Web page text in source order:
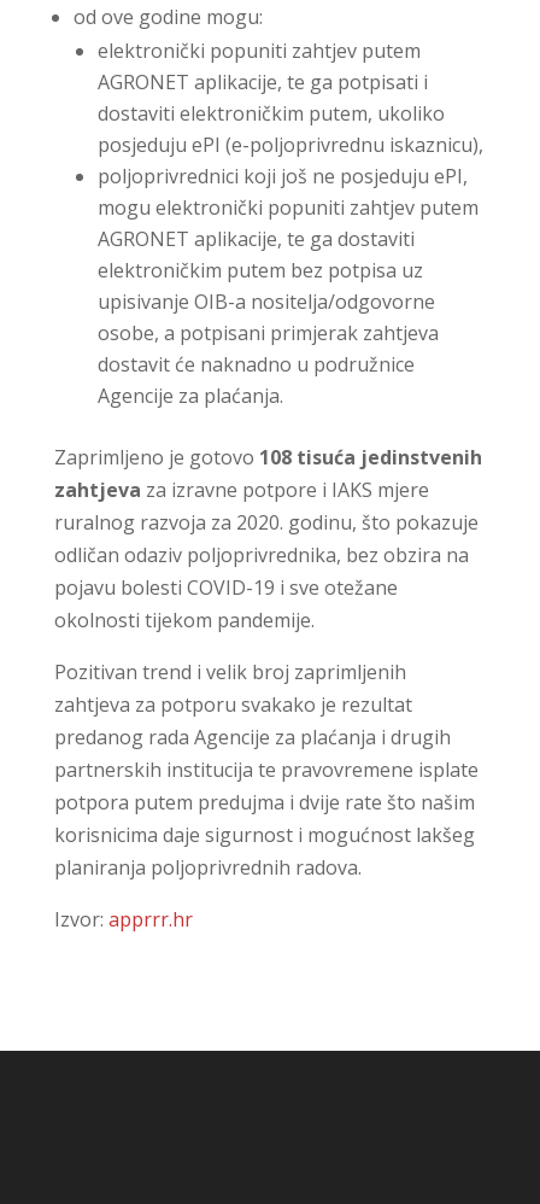
od ove godine mogu:
elektronički popuniti zahtjev putem
AGRONET aplikacije, te ga potpisati i
dostaviti elektroničkim putem, ukoliko
posjeduju ePI (e-poljoprivrednu iskaznicu),
poljoprivrednici koji još ne posjeduju ePI,
mogu elektronički popuniti zahtjev putem
AGRONET aplikacije, te ga dostaviti
elektroničkim putem bez potpisa uz
upisivanje OIB-a nositelja/odgovorne
osobe, a potpisani primjerak zahtjeva
dostavit će naknadno u podružnice
Agencije za plaćanja.
Zaprimljeno je gotovo 108 tisuća jedinstvenih
zahtjeva za izravne potpore i IAKS mjere
ruralnog razvoja za 2020. godinu, što pokazuje
odličan odaziv poljoprivrednika, bez obzira na
pojavu bolesti COVID-19 i sve otežane
okolnosti tijekom pandemije.
Pozitivan trend i velik broj zaprimljenih
zahtjeva za potporu svakako je rezultat
predanog rada Agencije za plaćanja i drugih
partnerskih institucija te pravovremene isplate
potpora putem predujma i dvije rate što našim
korisnicima daje sigurnost i mogućnost lakšeg
planiranja poljoprivrednih radova.
Izvor: apprrr.hr